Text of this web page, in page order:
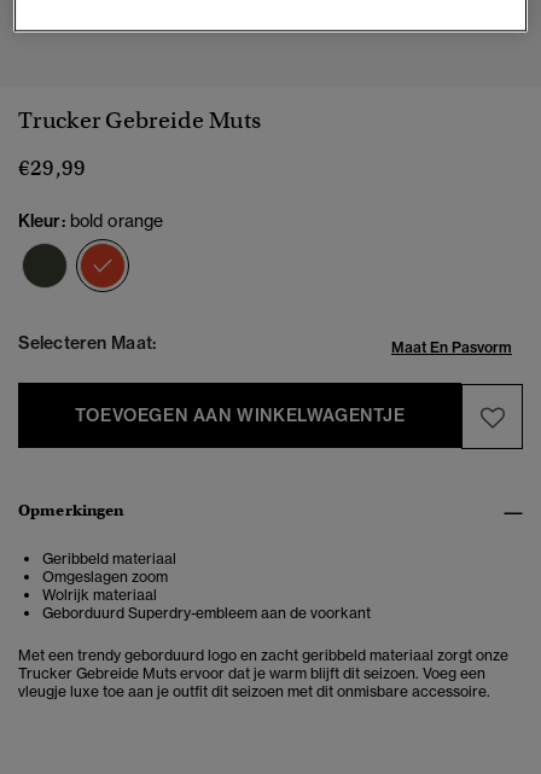
Trucker Gebreide Muts
€29,99
Kleur: bold orange
Selecteren Maat: Maat En Pasvorm
TOEVOEGEN AAN WINKELWAGENTJE
Opmerkingen
Geribbeld materiaal
Omgeslagen zoom
Wolrijk materiaal
Geborduurd Superdry-embleem aan de voorkant
Met een trendy geborduurd logo en zacht geribbeld materiaal zorgt onze
Trucker Gebreide Muts ervoor dat je warm blijft dit seizoen. Voeg een
vleugje luxe toe aan je outfit dit seizoen met dit onmisbare accessoire.